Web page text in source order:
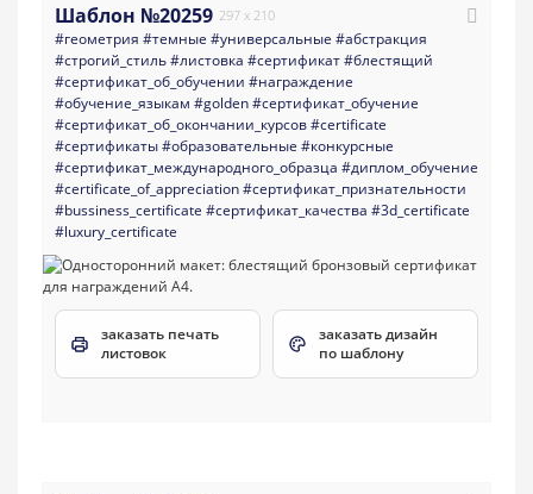
Шаблон №20259 297 x 210
#геометрия #темные #универсальные #абстракция
#строгий_стиль#листовка #сертификат#блестящий
#сертификат_об_обучении #награждение
#обучение_языкам #golden#сертификат_обучение
#сертификат_об_окончании_курсов#certificate
#сертификаты#образовательные #конкурсные
#сертификат_международного_образца #диплом_обучение
#certificate_of_appreciation#сертификат_признательности
#bussiness_certificate #сертификат_качества #3d_certificate
#luxury_certificate
заказать печать
листовок
заказать дизайн
по шаблону